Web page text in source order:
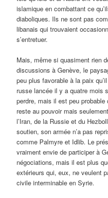
islamique en combattant ce
diaboliques. Ils ne sont pas
libanais qui trouvaient
s’entretuer.
Mais, même si quasiment rien
discussions à Genève, le
peu plus favorable à la paix
russe lancée il y a quatre mois
perdre, mais il est peu
reste au pouvoir mais
l’Iran, de la Russie et du
soutien, son armée n’a pas
comme Palmyre et Idlib. Le
vraiment envie de participer à
négociations, mais il est plus
extérieurs qui, eux, ne veulent
civile interminable en Syrie.